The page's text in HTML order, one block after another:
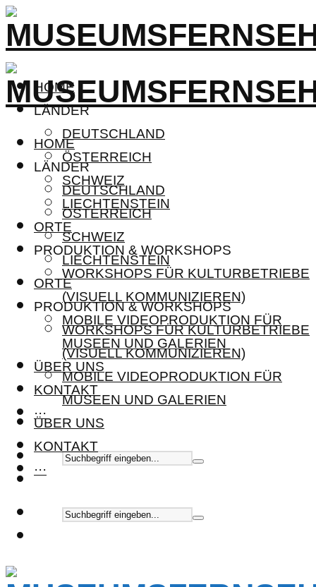
HOME
LÄNDER
DEUTSCHLAND
ÖSTERREICH
SCHWEIZ
LIECHTENSTEIN
ORTE
PRODUKTION & WORKSHOPS
WORKSHOPS FÜR KULTURBETRIEBE
(VISUELL KOMMUNIZIEREN)
MOBILE VIDEOPRODUKTION FÜR
MUSEEN UND GALERIEN
ÜBER UNS
KONTAKT
···
HOME
LÄNDER
DEUTSCHLAND
ÖSTERREICH
SCHWEIZ
LIECHTENSTEIN
ORTE
PRODUKTION & WORKSHOPS
WORKSHOPS FÜR KULTURBETRIEBE
(VISUELL KOMMUNIZIEREN)
MOBILE VIDEOPRODUKTION FÜR
MUSEEN UND GALERIEN
ÜBER UNS
KONTAKT
···